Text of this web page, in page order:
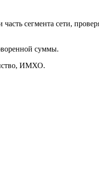
сегмента сети,
суммы.
ИМХО.